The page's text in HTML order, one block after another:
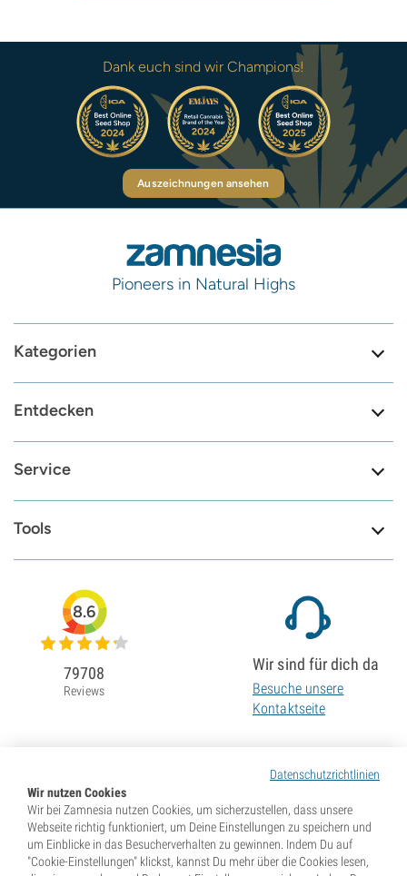
Dank euch sind wir Champions!
Auszeichnungen ansehen
Pioneers in Natural Highs
Kategorien
Entdecken
Service
Tools
Datenschutzrichtlinien
Wir nutzen Cookies
Wir bei Zamnesia nutzen Cookies, um sicherzustellen, dass unsere
Webseite richtig funktioniert, um Deine Einstellungen zu speichern und
um Einblicke in das Besucherverhalten zu gewinnen. Indem Du auf
"Cookie-Einstellungen" klickst, kannst Du mehr über die Cookies lesen,
8.6
79708
Reviews
Wir sind für dich da
Besuche unsere
Kontaktseite